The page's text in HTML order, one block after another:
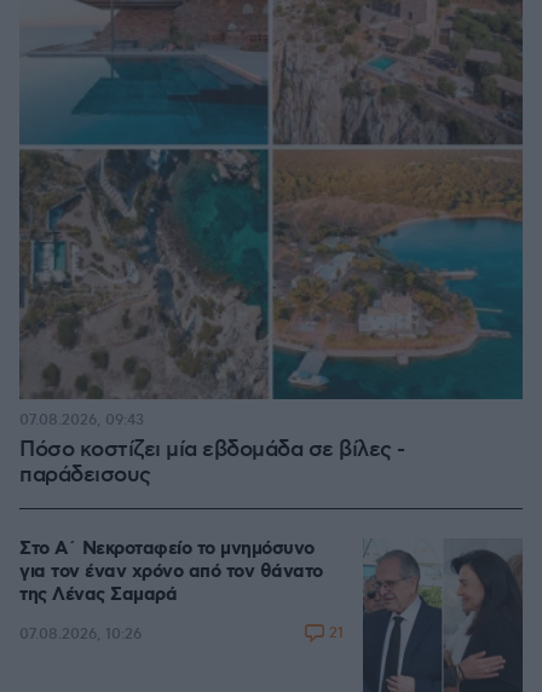
Πόσο κοστίζει μία εβδομάδα σε βίλες -
παράδεισους
07.08.2026, 09:43
Στο Α΄ Νεκροταφείο το μνημόσυνο
για τον έναν χρόνο από τον θάνατο
της Λένας Σαμαρά
07.08.2026, 10:26 21